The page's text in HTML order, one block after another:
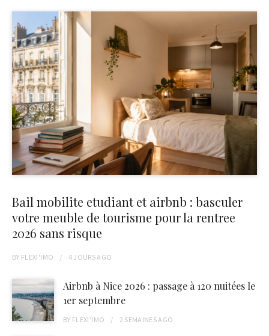
Bail mobilite etudiant et airbnb : basculer
votre meuble de tourisme pour la rentree
2026 sans risque
BY FLEXI'IMO 4 JOURSAGO
Airbnb à Nice 2026 : passage à 120 nuitées le
1er septembre
BY FLEXI'IMO 2 SEMAINESAGO